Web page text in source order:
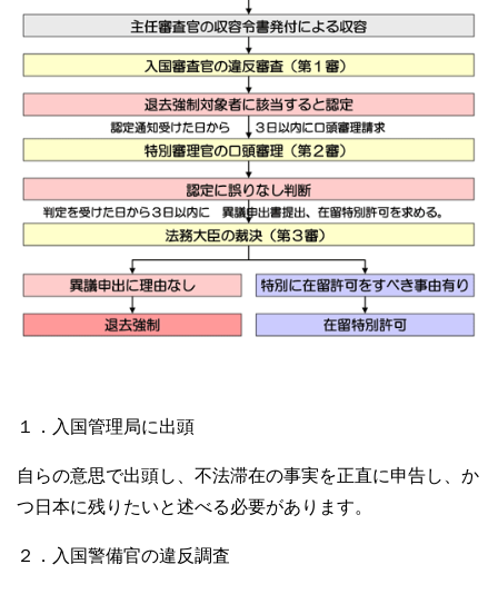
１．入国管理局に出頭
自らの意思で出頭し、不法滞在の事実を正直に申告し、か
つ日本に残りたいと述べる必要があります。
２．入国警備官の違反調査